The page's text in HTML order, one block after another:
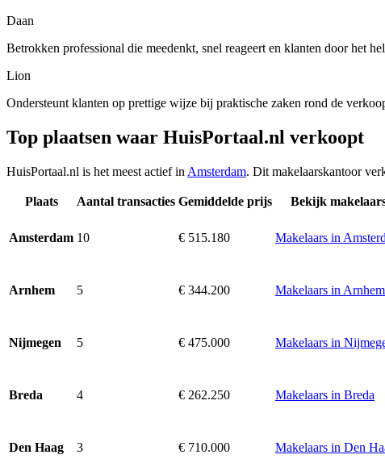
Daan
Betrokken professional die meedenkt, snel reageert en klanten door het
Lion
Ondersteunt klanten op prettige wijze bij praktische zaken rond de
Top plaatsen waar HuisPortaal.nl verkoopt
HuisPortaal.nl is het meest actief in Amsterdam. Dit makelaarskantoor
Plaats Aantal transacties Gemiddelde prijs Bekijk
Amsterdam 10 € 515.180 Makelaars in
Arnhem 5 € 344.200 Makelaars in Arnhem
Nijmegen 5 € 475.000 Makelaars in
Breda 4 € 262.250 Makelaars in Breda
Den Haag 3 € 710.000 Makelaars in Den